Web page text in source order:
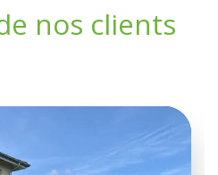
nos clients